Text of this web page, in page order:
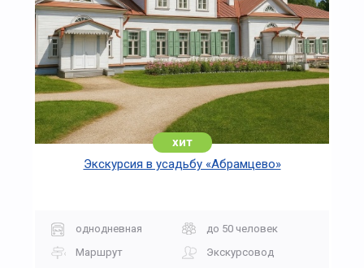
хит
Экскурсия в усадьбу «Абрамцево»
однодневная
до 50 человек
Маршрут
Экскурсовод